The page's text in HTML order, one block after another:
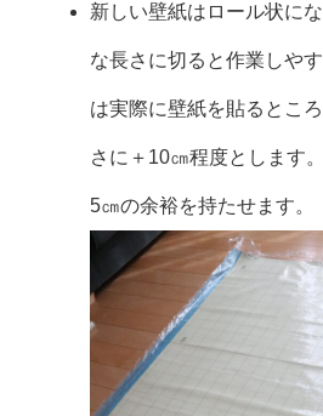
新しい壁紙はロール状に
な長さに切ると作業しや
は実際に壁紙を貼るとこ
さに＋10㎝程度とします
5㎝の余裕を持たせます。